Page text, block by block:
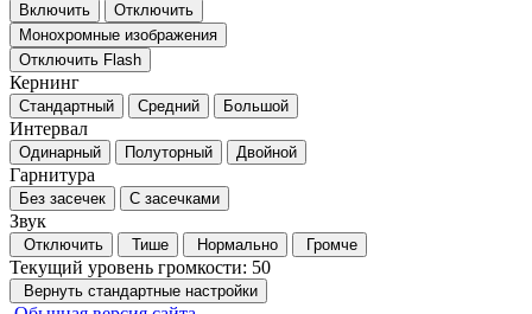
Включить
Отключить
Монохромные изображения
Отключить Flash
Кернинг
Стандартный Средний Большой
Интервал
Одинарный Полуторный Двойной
Гарнитура
Без засечек С засечками
Звук
Отключить Тише Нормально Громче
Текущий уровень громкости: 50
Вернуть стандартные настройки